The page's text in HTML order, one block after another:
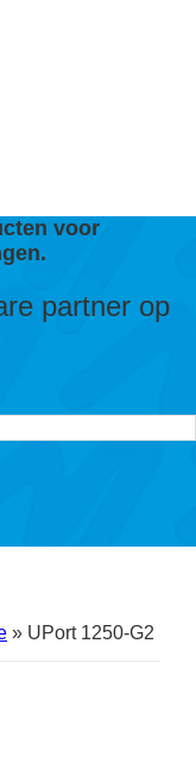
voor
partner op
» UPort 1250-G2